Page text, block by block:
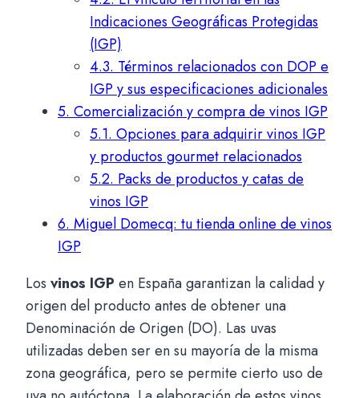
Indicaciones Geográficas Protegidas
(IGP)
4.3.Términos relacionados con DOP e
IGP y sus especificaciones adicionales
5.Comercialización y compra de vinos IGP
5.1.Opciones para adquirir vinos IGP
y productos gourmet relacionados
5.2.Packs de productos y catas de
vinos IGP
6.Miguel Domecq: tu tienda online de vinos
IGP
Los vinos IGP en España garantizan la calidad y
origen del producto antes de obtener una
Denominación de Origen (DO). Las uvas
utilizadas deben ser en su mayoría de la misma
zona geográfica, pero se permite cierto uso de